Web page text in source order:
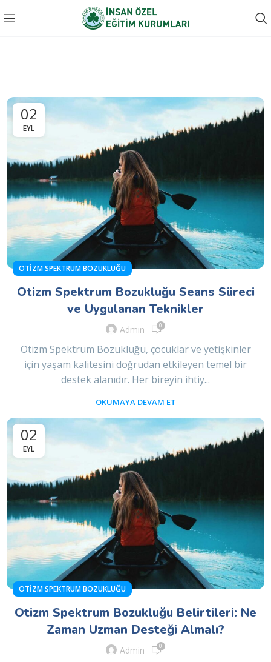
02
EYL
OTIZM SPEKTRUM BOZUKLUĞU
Otizm Spektrum Bozukluğu Seans Süreci
ve Uygulanan Teknikler
Admin 0
Otizm Spektrum Bozukluğu, çocuklar ve yetişkinler
için yaşam kalitesini doğrudan etkileyen temel bir
destek alanıdır. Her bireyin ihtiy...
OKUMAYA DEVAM ET
02
EYL
OTIZM SPEKTRUM BOZUKLUĞU
Otizm Spektrum Bozukluğu Belirtileri: Ne
Zaman Uzman Desteği Almalı?
Admin 0